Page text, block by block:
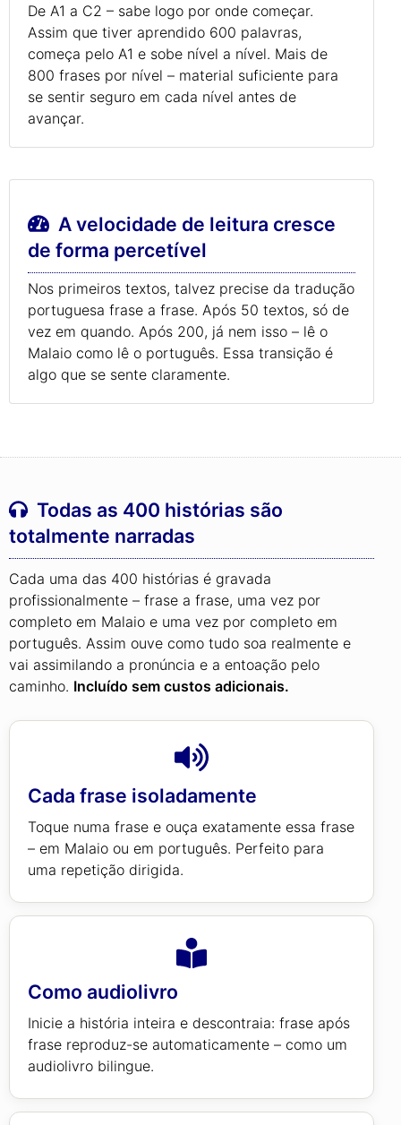
De A1 a C2 – sabe logo por onde começar.
Assim que tiver aprendido 600 palavras,
começa pelo A1 e sobe nível a nível. Mais de
800 frases por nível – material suficiente para
se sentir seguro em cada nível antes de
avançar.
A velocidade de leitura cresce
de forma percetível
Nos primeiros textos, talvez precise da tradução
portuguesa frase a frase. Após 50 textos, só de
vez em quando. Após 200, já nem isso – lê o
Malaio como lê o português. Essa transição é
algo que se sente claramente.
Todas as 400 histórias são
totalmente narradas
Cada uma das 400 histórias é gravada
profissionalmente – frase a frase, uma vez por
completo em Malaio e uma vez por completo em
português. Assim ouve como tudo soa realmente e
vai assimilando a pronúncia e a entoação pelo
caminho. Incluído sem custos adicionais.
Cada frase isoladamente
Toque numa frase e ouça exatamente essa frase
– em Malaio ou em português. Perfeito para
uma repetição dirigida.
Como audiolivro
Inicie a história inteira e descontraia: frase após
frase reproduz-se automaticamente – como um
audiolivro bilingue.